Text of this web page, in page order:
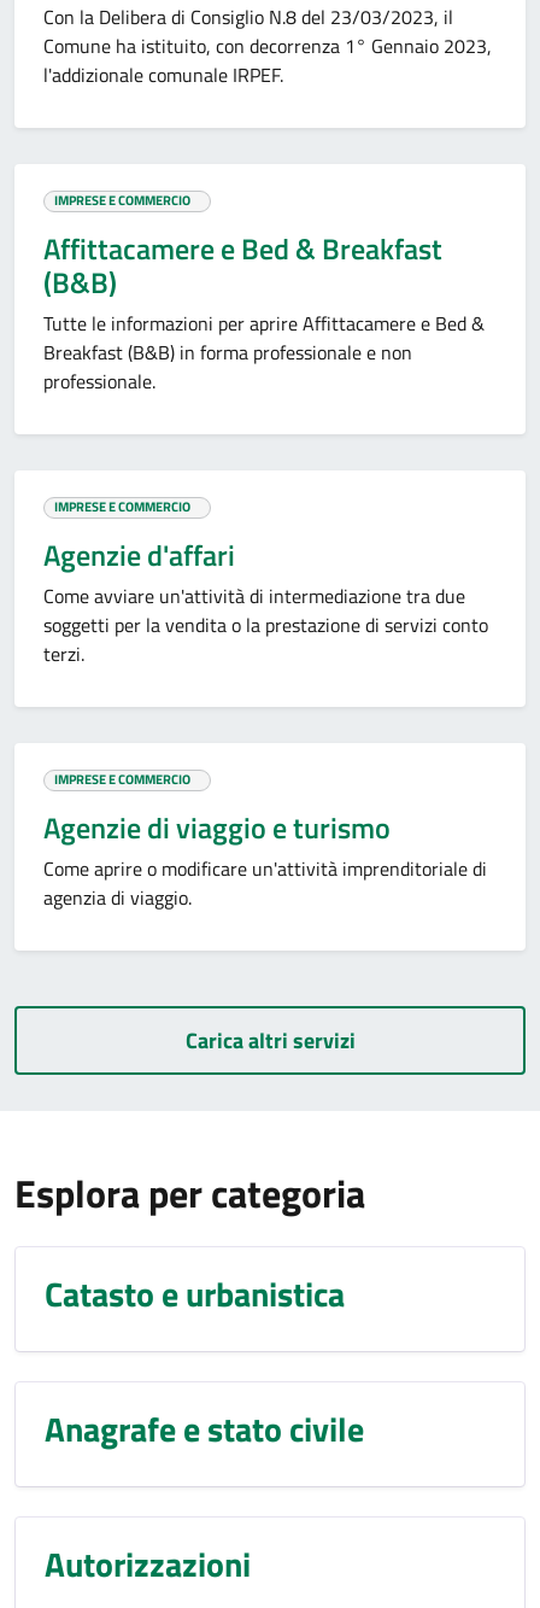
Con la Delibera di Consiglio N.8 del 23/03/2023, il
Comune ha istituito, con decorrenza 1° Gennaio 2023,
l'addizionale comunale IRPEF.
IMPRESE E COMMERCIO
Affittacamere e Bed & Breakfast
(B&B)
Tutte le informazioni per aprire Affittacamere e Bed &
Breakfast (B&B) in forma professionale e non
professionale.
IMPRESE E COMMERCIO
Agenzie d'affari
Come avviare un'attività di intermediazione tra due
soggetti per la vendita o la prestazione di servizi conto
terzi.
IMPRESE E COMMERCIO
Agenzie di viaggio e turismo
Come aprire o modificare un'attività imprenditoriale di
agenzia di viaggio.
Carica altri servizi
Esplora per categoria
Catasto e urbanistica
Anagrafe e stato civile
Autorizzazioni